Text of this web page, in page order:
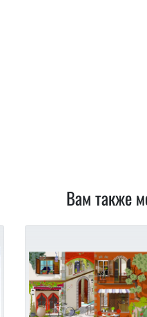
Вам также